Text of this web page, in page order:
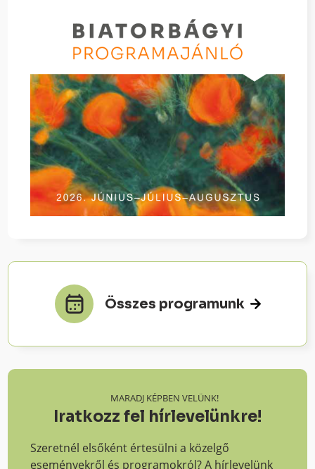
Összes programunk
MARADJ KÉPBEN VELÜNK!
Iratkozz fel hírlevelünkre!
Szeretnél elsőként értesülni a közelgő
eseményekről és programokról? A hírlevelünk